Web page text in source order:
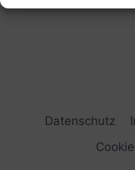
Datenschutz